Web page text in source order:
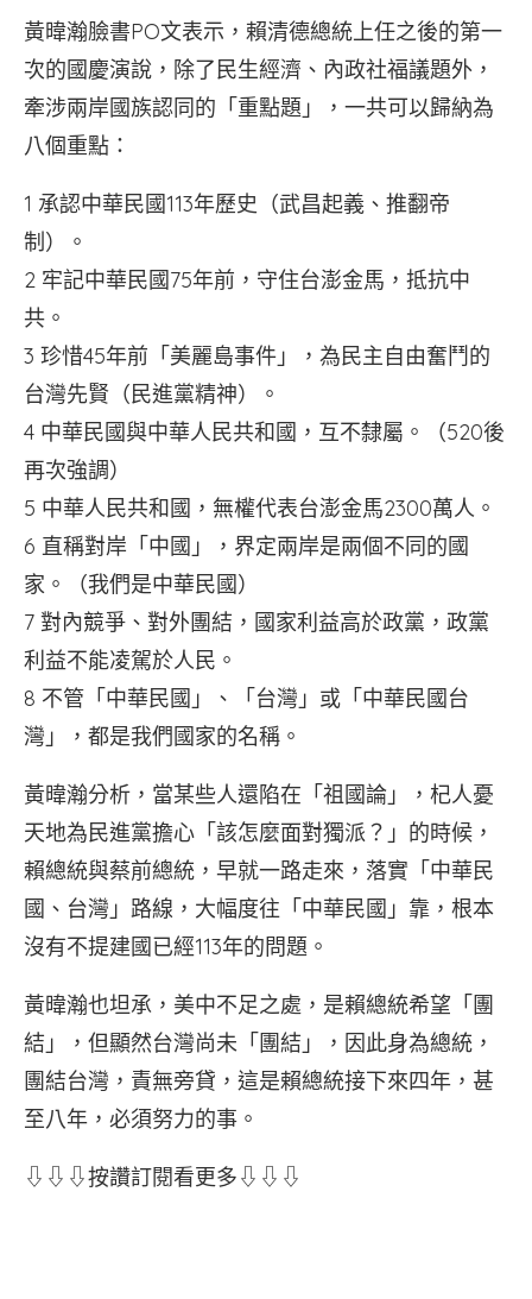
黃暐瀚臉書PO文表示，賴清德總統上任之後的第一
次的國慶演說，除了民生經濟、內政社福議題外，
牽涉兩岸國族認同的「重點題」，一共可以歸納為
八個重點：
1 承認中華民國113年歷史（武昌起義、推翻帝
制）。
2 牢記中華民國75年前，守住台澎金馬，抵抗中
共。
3 珍惜45年前「美麗島事件」，為民主自由奮鬥的
台灣先賢（民進黨精神）。
4 中華民國與中華人民共和國，互不隸屬。（520後
再次強調）
5 中華人民共和國，無權代表台澎金馬2300萬人。
6 直稱對岸「中國」，界定兩岸是兩個不同的國
家。（我們是中華民國）
7 對內競爭、對外團結，國家利益高於政黨，政黨
利益不能凌駕於人民。
8 不管「中華民國」、「台灣」或「中華民國台
灣」，都是我們國家的名稱。
黃暐瀚分析，當某些人還陷在「祖國論」，杞人憂
天地為民進黨擔心「該怎麼面對獨派？」的時候，
賴總統與蔡前總統，早就一路走來，落實「中華民
國、台灣」路線，大幅度往「中華民國」靠，根本
沒有不提建國已經113年的問題。
黃暐瀚也坦承，美中不足之處，是賴總統希望「團
結」，但顯然台灣尚未「團結」，因此身為總統，
團結台灣，責無旁貸，這是賴總統接下來四年，甚
至八年，必須努力的事。
⇩⇩⇩按讚訂閱看更多⇩⇩⇩